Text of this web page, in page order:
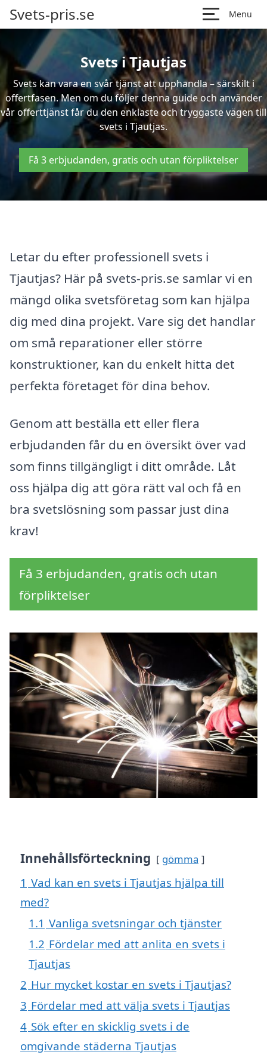
Svets-pris.se Menu
Svets i Tjautjas
Svets kan vara en svår tjänst att upphandla – särskilt i
offertfasen. Men om du följer denna guide och använder
vår offerttjänst får du den enklaste och tryggaste vägen till
svets i Tjautjas.
Få 3 erbjudanden, gratis och utan förpliktelser
Letar du efter professionell svets i
Tjautjas? Här på svets-pris.se samlar vi en
mängd olika svetsföretag som kan hjälpa
dig med dina projekt. Vare sig det handlar
om små reparationer eller större
konstruktioner, kan du enkelt hitta det
perfekta företaget för dina behov.
Genom att beställa ett eller flera
erbjudanden får du en översikt över vad
som finns tillgängligt i ditt område. Låt
oss hjälpa dig att göra rätt val och få en
bra svetslösning som passar just dina
krav!
Få 3 erbjudanden, gratis och utan
förpliktelser
Innehållsförteckning gömma
1 Vad kan en svets i Tjautjas hjälpa till
med?
1.1 Vanliga svetsningar och tjänster
1.2 Fördelar med att anlita en svets i
Tjautjas
2 Hur mycket kostar en svets i Tjautjas?
3 Fördelar med att välja svets i Tjautjas
4 Sök efter en skicklig svets i de
omgivande städerna Tjautjas